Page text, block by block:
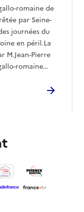
romaine de
par Seine-
journées du
en péril.La
M.Jean-Pierre
romaine
à travers cette
d'envergure
en façade
de
d'un jardin